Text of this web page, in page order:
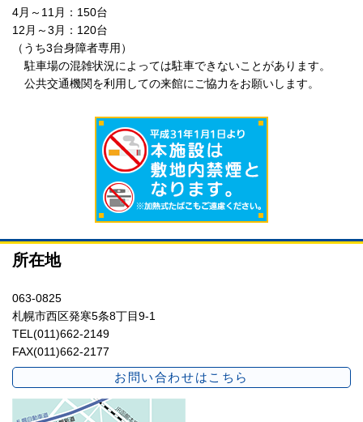
4月～11月：150台
12月～3月：120台
（うち3台身障者専用）
駐車場の混雑状況によっては駐車できないことがあります。
公共交通機関を利用しての来館にご協力をお願いします。
所在地
063-0825
札幌市西区発寒5条8丁目9-1
TEL(011)662-2149
FAX(011)662-2177
お問い合わせはこちら